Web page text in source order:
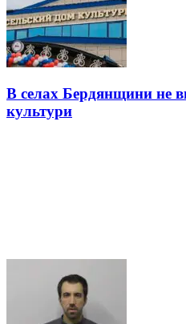
В селах Бердянщини не
культури